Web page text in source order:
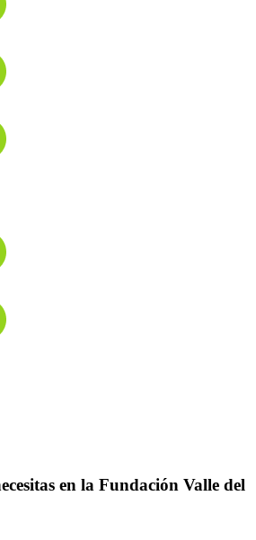
en la Fundación Valle del